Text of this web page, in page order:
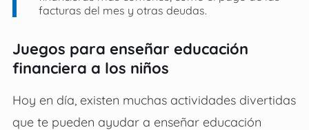
facturas del mes y otras deudas.
Juegos para enseñar educación
financiera a los niños
Hoy en día, existen muchas actividades divertidas
que te pueden ayudar a enseñar educación